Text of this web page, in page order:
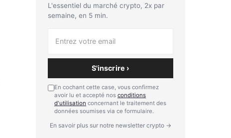
L'essentiel du marché crypto, 2x par
semaine, en 5 min.
S'inscrire ›
En cochant cette case, vous confirmez
avoir lu et accepté nos conditions
d'utilisation concernant le traitement des
données soumises via ce formulaire.
En savoir plus sur notre newsletter crypto →